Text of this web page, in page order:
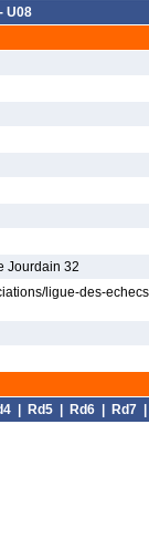
U08
Jourdain 32
ligue-des-
Rd5 Rd6 Rd7